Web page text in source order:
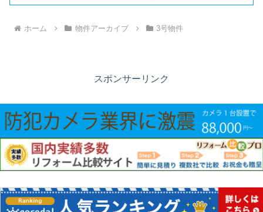
ホーム 物件アーカイブ 3号物件
スポンサーリンク